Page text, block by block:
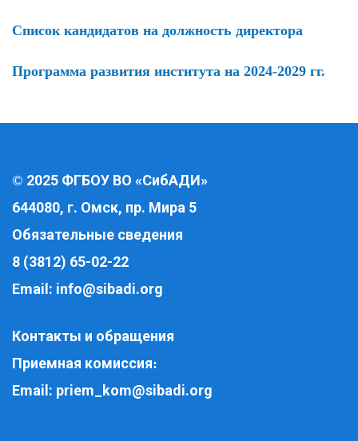
Список кандидатов на должность директора
Программа развития института на 2024-2029 гг.
© 2025 ФГБОУ ВО «СибАДИ»
644080, г. Омск, пр. Мира 5
Обязательные сведения
8 (3812) 65-02-22
Email: info@sibadi.org
Контакты и обращения
Приемная комиссия:
Email: priem_kom@sibadi.org